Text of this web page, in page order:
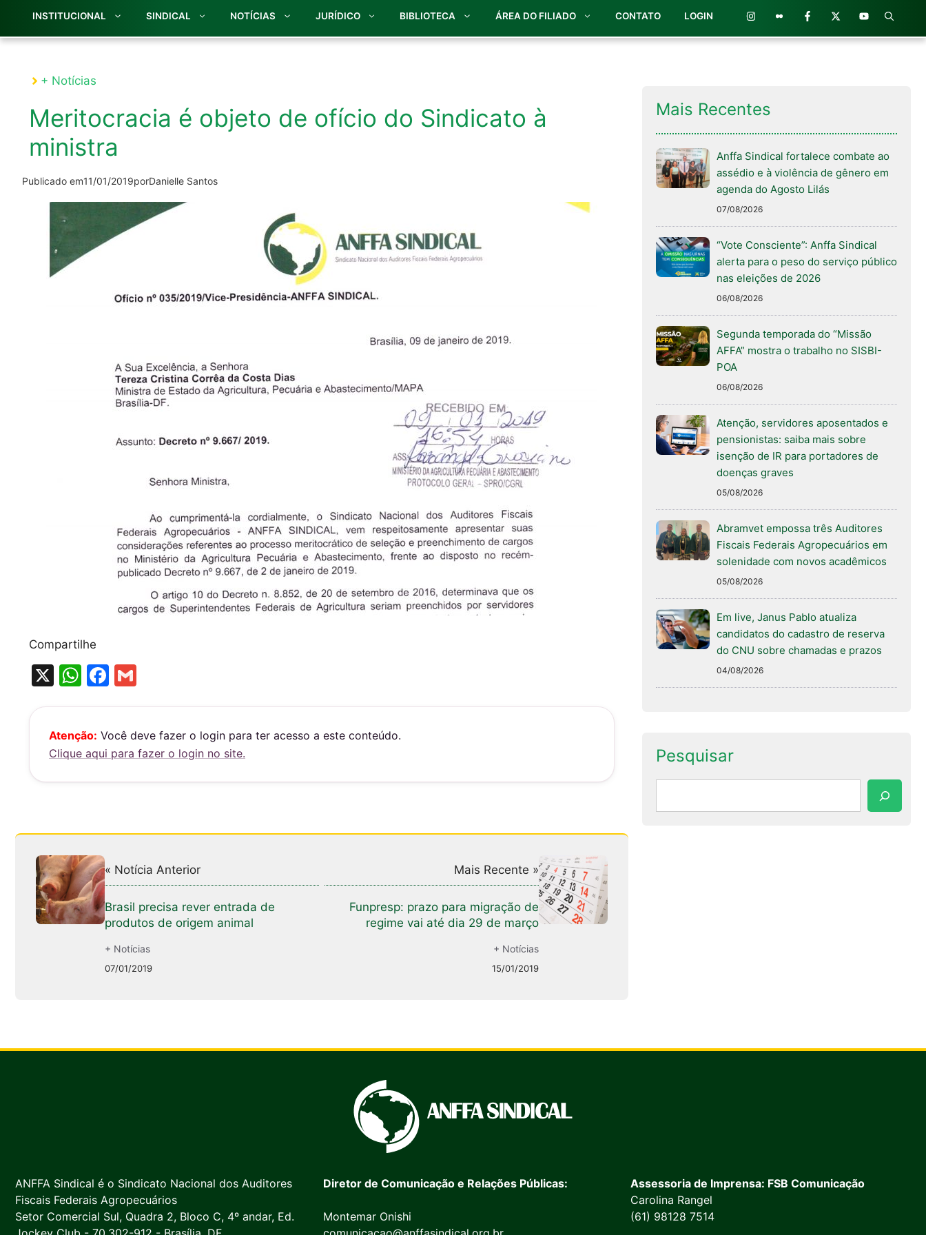
INSTITUCIONAL SINDICAL NOTÍCIAS JURÍDICO BIBLIOTECA ÁREA DO FILIADO CONTATO LOGIN
+ Notícias
Meritocracia é objeto de ofício do Sindicato à
ministra
Publicado em11/01/2019porDanielle Santos
Compartilhe
X
W
s
A
p
F
e
b
o
k
l
Atenção: Você deve fazer o login para ter acesso a este conteúdo.
Clique aqui para fazer o login no site.
« Notícia Anterior
Brasil precisa rever entrada de
produtos de origem animal
+ Notícias
07/01/2019
Mais Recente »
Funpresp: prazo para migração de
regime vai até dia 29 de março
+ Notícias
15/01/2019
Mais Recentes
Anffa Sindical fortalece combate ao
assédio e à violência de gênero em
agenda do Agosto Lilás
07/08/2026
“Vote Consciente”: Anffa Sindical
alerta para o peso do serviço público
nas eleições de 2026
06/08/2026
Segunda temporada do “Missão
AFFA” mostra o trabalho no SISBI-
POA
06/08/2026
Atenção, servidores aposentados e
pensionistas: saiba mais sobre
isenção de IR para portadores de
doenças graves
05/08/2026
Abramvet empossa três Auditores
Fiscais Federais Agropecuários em
solenidade com novos acadêmicos
05/08/2026
Em live, Janus Pablo atualiza
candidatos do cadastro de reserva
do CNU sobre chamadas e prazos
04/08/2026
Pesquisar
ANFFA Sindical é o Sindicato Nacional dos Auditores
Fiscais Federais Agropecuários
Setor Comercial Sul, Quadra 2, Bloco C, 4º andar, Ed.
Diretor de Comunicação e Relações Públicas:
Montemar Onishi
Assessoria de Imprensa: FSB Comunicação
Carolina Rangel
(61) 98128 7514